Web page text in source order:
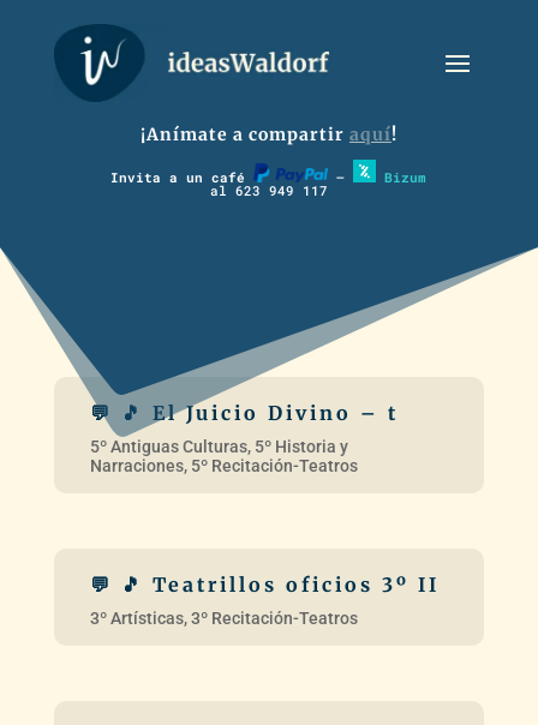
¡Anímate a compartir aquí!
Invita a un café – Bizum
al 623 949 117